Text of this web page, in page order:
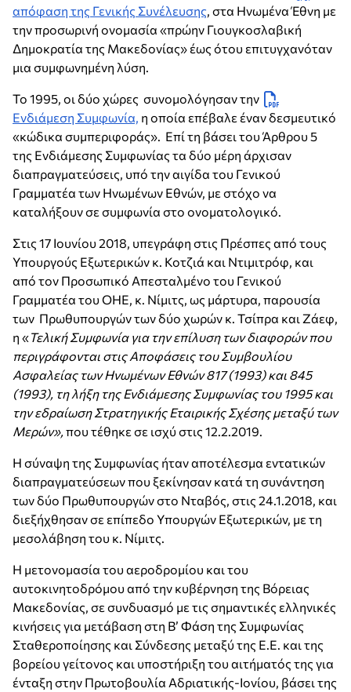
απόφαση της Γενικής Συνέλευσης, στα Ηνωμένα Έθνη με
την προσωρινή ονομασία «πρώην Γιουγκοσλαβική
Δημοκρατία της Μακεδονίας» έως ότου επιτυγχανόταν
μια συμφωνημένη λύση.
Το 1995, οι δύο χώρες συνομολόγησαν την
Ενδιάμεση Συμφωνία, η οποία επέβαλε έναν δεσμευτικό
«κώδικα συμπεριφοράς». Επί τη βάσει του Άρθρου 5
της Ενδιάμεσης Συμφωνίας τα δύο μέρη άρχισαν
διαπραγματεύσεις, υπό την αιγίδα του Γενικού
Γραμματέα των Ηνωμένων Εθνών, με στόχο να
καταλήξουν σε συμφωνία στο ονοματολογικό.
Στις 17 Ιουνίου 2018, υπεγράφη στις Πρέσπες από τους
Υπουργούς Εξωτερικών κ. Κοτζιά και Ντιμιτρόφ, και
από τον Προσωπικό Απεσταλμένο του Γενικού
Γραμματέα του ΟΗΕ, κ. Νίμιτς, ως μάρτυρα, παρουσία
των Πρωθυπουργών των δύο χωρών κ. Τσίπρα και Ζάεφ,
η «Τελική Συμφωνία για την επίλυση των διαφορών που
περιγράφονται στις Αποφάσεις του Συμβουλίου
Ασφαλείας των Ηνωμένων Εθνών 817 (1993) και 845
(1993), τη λήξη της Ενδιάμεσης Συμφωνίας του 1995 και
την εδραίωση Στρατηγικής Εταιρικής Σχέσης μεταξύ των
Μερών», που τέθηκε σε ισχύ στις 12.2.2019.
Η σύναψη της Συμφωνίας ήταν αποτέλεσμα εντατικών
διαπραγματεύσεων που ξεκίνησαν κατά τη συνάντηση
των δύο Πρωθυπουργών στο Νταβός, στις 24.1.2018, και
διεξήχθησαν σε επίπεδο Υπουργών Εξωτερικών, με τη
μεσολάβηση του κ. Νίμιτς.
Η μετονομασία του αεροδρομίου και του
αυτοκινητοδρόμου από την κυβέρνηση της Βόρειας
Μακεδονίας, σε συνδυασμό με τις σημαντικές ελληνικές
κινήσεις για μετάβαση στη Β’ Φάση της Συμφωνίας
Σταθεροποίησης και Σύνδεσης μεταξύ της Ε.Ε. και της
βορείου γείτονος και υποστήριξη του αιτήματός της για
ένταξη στην Πρωτοβουλία Αδριατικής-Ιονίου, βάσει της